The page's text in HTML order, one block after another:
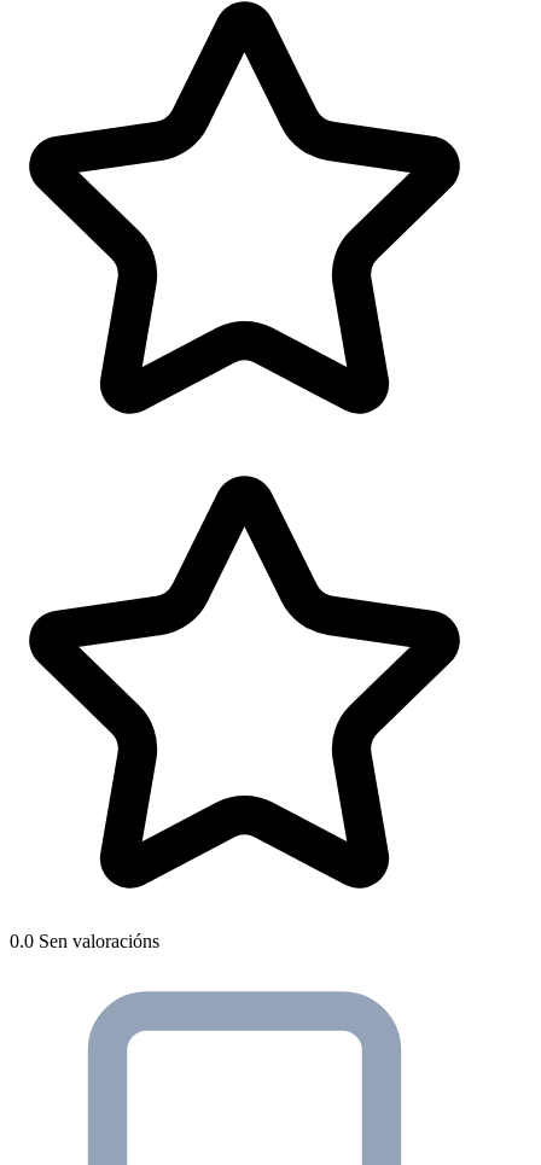
0.0 Sen valoracións